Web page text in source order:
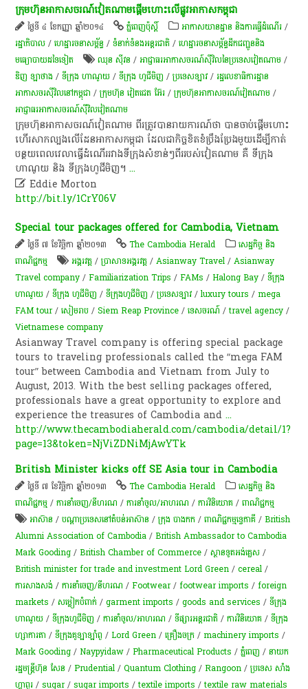
ក្រុមហ៊ុន​អាកាសចរណ៍​វៀតណាម​ផ្តើម​ហោះ​លើ​ផ្លូវ​អាកាស​កម្ពុជា
ថ្ងៃទី ៤ ខែកញ្ញា ឆ្នាំ២០១៤ ភ្នំពេញប៉ុស្តិ៍ អាកាសយានដ្ឋាន និងការធ្វើដំណើរ /
រដ្ឋាភិបាល /ហេដ្ឋារចនាសម្ព័ន្ធ /ទំនាក់ទំនងអន្តរជាតិ /ហេដ្ឋារចនាសម្ព័ន្ធដឹកជញ្ជូននិង
មធ្យោបាយដទៃទៀត
ឈុន ស៊ីវន /អាជ្ញាធរអាកាសចរណ៍ស៊ីវិលនៃប្រទេសវៀតណាម /
ឌិញ ឡាថាង /ទីក្រុង ហាណូយ /ទីក្រុង ហូជីមិញ /ប្រទេសឡាវ /រដ្ឋលេខាធិការដ្ឋាន
អាកាសចរស៊ីវិលនៅកម្ពុជា /ក្រុមហ៊ុន វៀតជេត អ៊ែរ /ក្រុមហ៊ុនអាកាសចរណ៍វៀតណាម /
អាជ្ញាធរអាកាសចរណ៍ស៊ីវិលវៀតណាម
ក្រុម​ហ៊ុន​អាកាស​ចរណ៍​វៀតណាម ពីរ​ត្រូវ​បាន​រាយការណ៍​ថា បាន​ចាប់​ផ្ដើម​ហោះ​
ហើរ​សាក​ល្បង​លើ​ដែន​អាកាស​កម្ពុជា ដែល​ជា​កិច្ច​ខិត​ខំ​ប្រឹង​ប្រែង​មួយ​ដើម្បី​កាត់​
បន្ថយ​ពេល​វេលា​ធ្វើ​ដំណើរ​រវាង​ទីក្រុង​សំខាន់ៗ​ពីរ​របស់​វៀតណាម គឺ ទីក្រុង​
ហាណូយ និង ទីក្រុង​ហូជីមិញ។...
 Eddie Morton
http://bit.ly/1CrY06V
Special tour packages offered for Cambodia, Vietnam
ថ្ងៃទី ៧ ខែវិច្ឆិកា ឆ្នាំ២០១៣ The Cambodia Herald
សេដ្ឋកិច្ច និង
ពាណិជ្ជកម្ម
អង្គរវត្ត /ប្រាសាទអង្គរវត្ត /Asianway Travel /Asianway
Travel company /Familiarization Trips /FAMs /Halong Bay /ទីក្រុង
ហាណូយ /ទីក្រុង ហូជីមិញ /ទីក្រុងហូជីមិញ /ប្រទេសឡាវ /luxury tours /mega
FAM tour/សៀមរាប /Siem Reap Province /ទេសចរណ៍ /travel agency /
Vietnamese company
Asianway Travel company is offering special package
tours to traveling professionals called the “mega FAM
tour” between Cambodia and Vietnam from July to
August, 2013. With the best selling packages offered,
professionals have a great opportunity to explore and
experience the treasures of Cambodia and...
http://www.thecambodiaherald.com/cambodia/detail/1?
page=13&token=NjViZDNiMjAwYTk
British Minister kicks off SE Asia tour in Cambodia
ថ្ងៃទី ៧ ខែវិច្ឆិកា ឆ្នាំ២០១៣ The Cambodia Herald
សេដ្ឋកិច្ច និង
ពាណិជ្ជកម្ម /ការនាំចេញ/នីហរណ /ការនាំចូល/អាហរណ /ការវិនិយោគ /ពាណិជ្ជកម្ម
អាស៊ាន /បណ្តា​​ប្រទេស​​នៅ​តំបន់​​អាស៊ាន​ /ក្រុង បាងកក /ពាណិជ្ជកម្ម​ទ្វេ​ភាគី​ /British
Alumni Association of Cambodia /British Ambassador to Cambodia
Mark Gooding /British Chamber of Commerce /ស្ថានទូតអង់គ្លេស /
British minister for trade and investment Lord Green /cereal /
ការសាងសង់ /ការនាំចេញ/នីហរណ /Footwear/footwear imports /foreign
markets /សម្លៀកបំពាក់ /garment imports /goods and services /ទីក្រុង
ហាណូយ /ទីក្រុងហូជីមិញ /ការនាំចូល/អាហរណ /​ទីផ្សារ​អន្តរជាតិ /ការវិនិយោគ /ទីក្រុង
ហ្សាការតា /ទីក្រុងគូឡាឡាំពួ /Lord Green /គ្រឿងចក្រ /machinery imports /
Mark Gooding /Naypyidaw /Pharmaceutical Products /ភ្នំពេញ /នាយក
រដ្ឋមន្ត្រីហ៊ុន សែន /Prudential /Quantum Clothing /Rangoon /ប្រទេស សាំង
ហ្គាពួរ /sugar/sugar imports /textile imports /textile raw materials